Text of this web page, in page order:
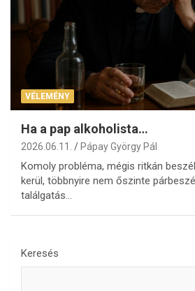
VÉLEMÉNY
Ha a pap alkoholista…
2026.06.11. Pápay György Pál
Komoly probléma, mégis ritkán
kerül, többnyire nem őszinte
találgatás…
Keresés